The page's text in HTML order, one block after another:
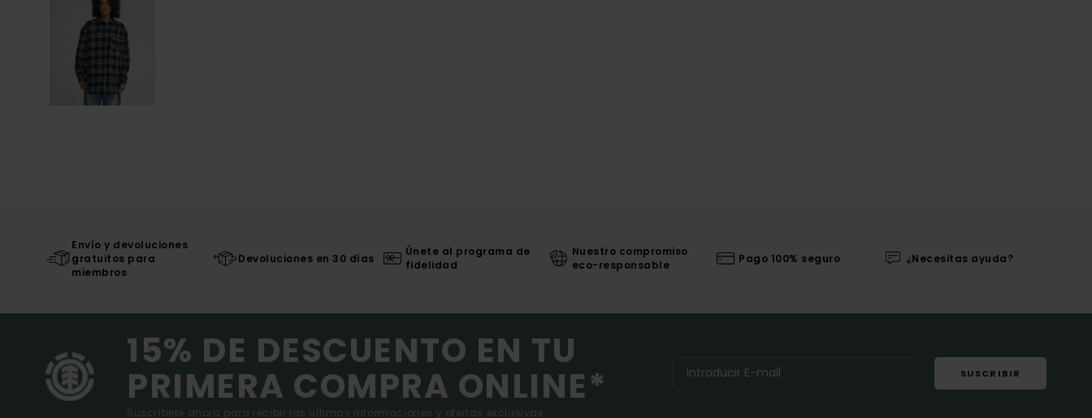
Envío y devoluciones
gratuitos para
miembros
Devoluciones en 30 días
Únete al programa de
fidelidad
Nuestro compromiso
eco-responsable
Pago 100% seguro ¿Necesitas ayuda?
15% DE DESCUENTO EN TU
PRIMERA COMPRA ONLINE*
Suscríbete ahora para recibir las ultimas informaciones y ofertas exclusivas.
SUSCRIBIR